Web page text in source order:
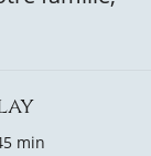
min